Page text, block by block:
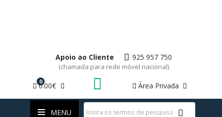
WhatsApp
Apoio ao Cliente 925 957 750
(chamada para rede móvel nacional)
Área Privada
0
0.00€
MENU